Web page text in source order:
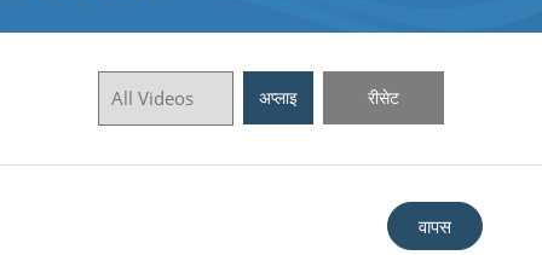
अप्लाइ रीसेट
वापस